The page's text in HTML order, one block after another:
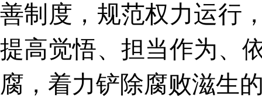
善制度，规范权力运行
提高觉悟、担当作为、
腐，着力铲除腐败滋生